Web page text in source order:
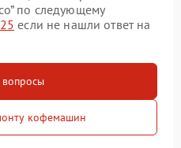
по следующему
если не нашли ответ на
кофемашин